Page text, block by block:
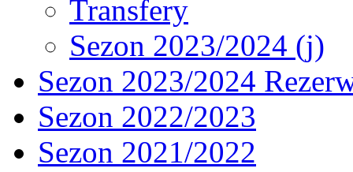
Transfery
Sezon 2023/2024 (j)
Sezon 2023/2024
Sezon 2022/2023
Sezon 2021/2022